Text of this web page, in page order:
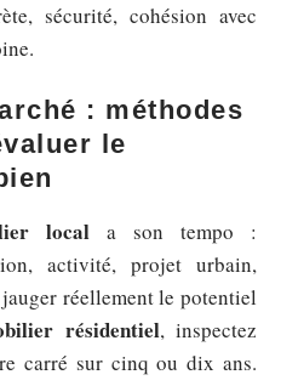
sécurité, cohésion avec
: méthodes
le
local a son tempo :
activité, projet urbain,
réellement le potentiel
résidentiel, inspectez
carré sur cinq ou dix ans.